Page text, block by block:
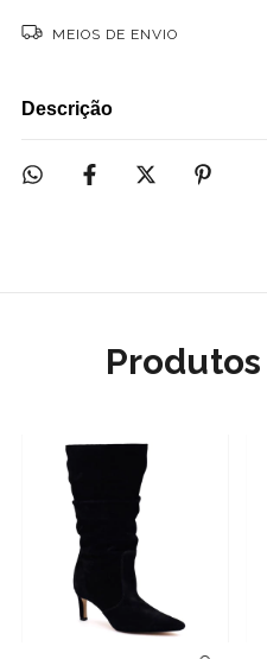
MEIOS DE ENVIO
Descrição